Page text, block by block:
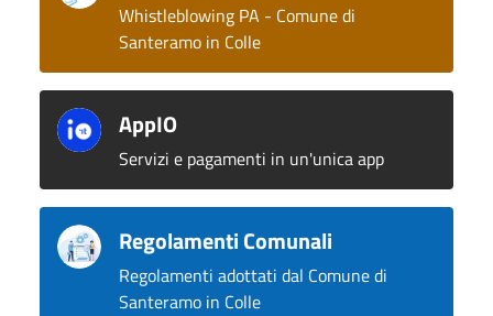
Whistleblowing PA - Comune di
Santeramo in Colle
AppIO
Servizi e pagamenti in un'unica app
Regolamenti Comunali
Regolamenti adottati dal Comune di
Santeramo in Colle